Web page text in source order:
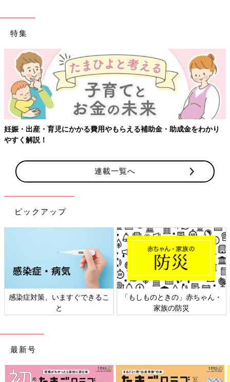
特集
・出産・育児にかかる費用やもらえる補助金・助成金をわかり
く解説！
連載一覧へ
ピックアップ
感染症対策、いますぐできるこ
と
「もしものときの」赤ちゃん・
家族の防災
最新号